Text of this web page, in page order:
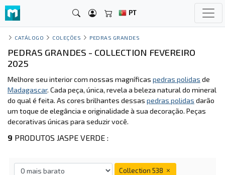
PT
CATÁLOGO COLEÇÕES PEDRAS GRANDES
PEDRAS GRANDES - COLLECTION FEVEREIRO
2025
Melhore seu interior com nossas magníficas pedras polidas de
Madagascar. Cada peça, única, revela a beleza natural do mineral
do qual é feita. As cores brilhantes dessas pedras polidas darão
um toque de elegância e originalidade à sua decoração. Peças
decorativas únicas para seduzir você.
9 PRODUTOS JASPE VERDE :
Collection 538